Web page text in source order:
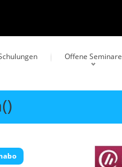
Offene Seminare